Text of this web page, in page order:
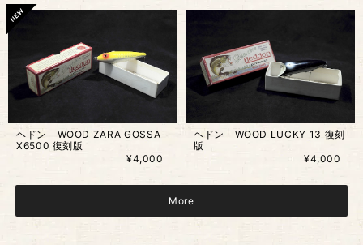
ヘドン WOOD ZARA GOSSA
X6500 復刻版
¥4,000
ヘドン WOOD LUCKY 13 復刻
版
¥4,000
More